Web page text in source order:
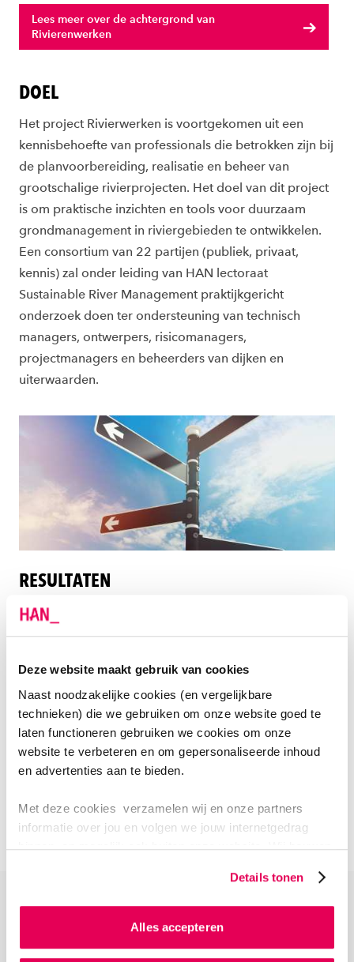
Deze website maakt gebruik van cookies
Naast noodzakelijke cookies (en vergelijkbare
technieken) die we gebruiken om onze website goed te
laten functioneren gebruiken we cookies om onze
website te verbeteren en om gepersonaliseerde inhoud
en advertenties aan te bieden.
Met deze cookies verzamelen wij en onze partners
informatie over jou en volgen we jouw internetgedrag
binnen, en mogelijk ook buiten onze website. Wij bouwen
website en communicatie aan op jouw voorkeuren. Ook
kunnen we zo gerichte advertenties laten zien op basis
van jouw internetgedrag.
Details tonen
Alles accepteren
Lees meer over de achtergrond van
Rivierenwerken
DOEL
Het project Rivierwerken is voortgekomen uit een
kennisbehoefte van professionals die betrokken zijn bij
de planvoorbereiding, realisatie en beheer van
grootschalige rivierprojecten. Het doel van dit project
is om praktische inzichten en tools voor duurzaam
grondmanagement in riviergebieden te ontwikkelen.
Een consortium van 22 partijen (publiek, privaat,
kennis) zal onder leiding van HAN lectoraat
Sustainable River Management praktijkgericht
onderzoek doen ter ondersteuning van technisch
managers, ontwerpers, risicomanagers,
projectmanagers en beheerders van dijken en
uiterwaarden.
RESULTATEN
Door middel van o.a. materiaalonderzoek,
ontwerpend onderzoek en evaluaties worden
realisatiestrategieën voor grondstoffenwinning
volgens het DNA van de rivier, en het bruikbaar maken
van sediment en gebiedseigen grond voor toepassing
in de dijkenbouw.
TEAM RIVIERWERKEN